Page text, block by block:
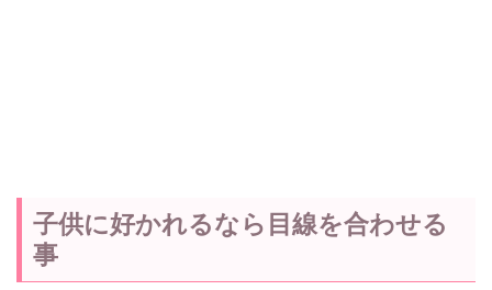
子供に好かれるなら目線を合わせる
事